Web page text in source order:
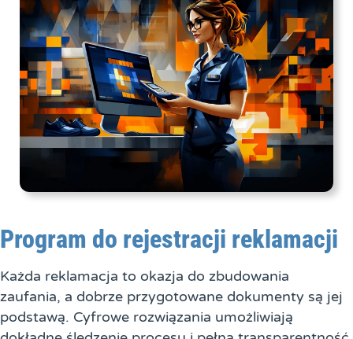
Program do rejestracji reklamacji
Każda reklamacja to okazja do zbudowania
zaufania, a dobrze przygotowane dokumenty są jej
podstawą. Cyfrowe rozwiązania umożliwiają